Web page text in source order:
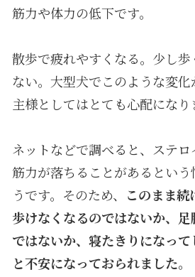
筋力や体力の低下です。
散歩で疲れやすくなる。少し
ない。大型犬でこのような変
主様としてはとても心配になり
ネットなどで調べると、ステ
筋力が落ちることがあるとい
うです。そのため、
このまま続
歩けなくなるのではないか、
ではないか、寝たきりになっ
と不安になっておられました。